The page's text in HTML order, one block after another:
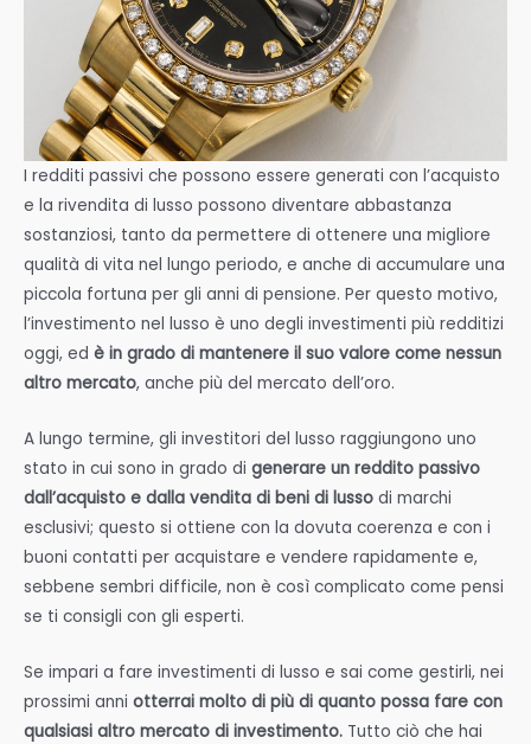
I redditi passivi che possono essere generati con l’acquisto
e la rivendita di lusso possono diventare abbastanza
sostanziosi, tanto da permettere di ottenere una migliore
qualità di vita nel lungo periodo, e anche di accumulare una
piccola fortuna per gli anni di pensione. Per questo motivo,
l’investimento nel lusso è uno degli investimenti più redditizi
oggi, ed è in grado di mantenere il suo valore come nessun
altro mercato, anche più del mercato dell’oro.
A lungo termine, gli investitori del lusso raggiungono uno
stato in cui sono in grado di generare un reddito passivo
dall’acquisto e dalla vendita di beni di lusso di marchi
esclusivi; questo si ottiene con la dovuta coerenza e con i
buoni contatti per acquistare e vendere rapidamente e,
sebbene sembri difficile, non è così complicato come pensi
se ti consigli con gli esperti.
Se impari a fare investimenti di lusso e sai come gestirli, nei
prossimi anni otterrai molto di più di quanto possa fare con
qualsiasi altro mercato di investimento. Tutto ciò che hai